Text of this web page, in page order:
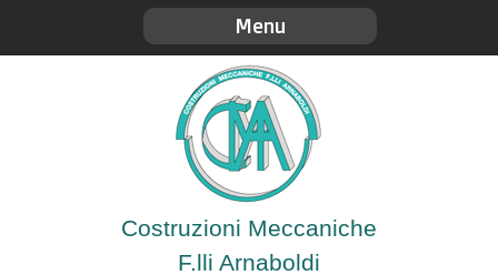
Menu
Costruzioni Meccaniche
F.lli Arnaboldi